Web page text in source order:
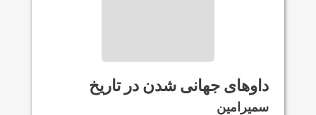
داوهای جهانی شدن در تاریخ
سمیرامین